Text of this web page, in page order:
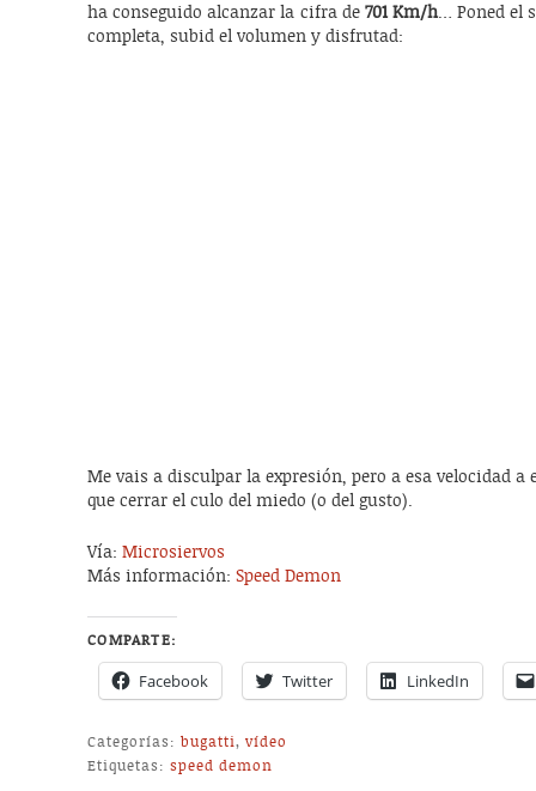
ha conseguido alcanzar la cifra de 701 Km/h… Poned el
completa, subid el volumen y disfrutad:
Me vais a disculpar la expresión, pero a esa velocidad a
que cerrar el culo del miedo (o del gusto).
Vía:Microsiervos
Más información:Speed Demon
COMPARTE:
Facebook Twitter LinkedIn
Categorías: bugatti,vídeo
Etiquetas: speed demon